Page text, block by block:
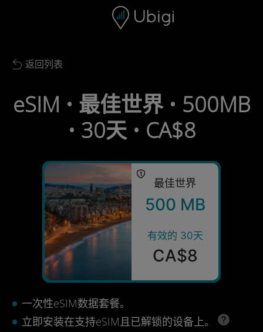
Back to list
返回列表
eSIM • 最佳世界 • 500MB
• 30天 • CA$8
最佳世界
500 MB
有效的 30天
CA$8
一次性eSIM数据套餐。
立即安装在支持eSIM且已解锁的设备上。